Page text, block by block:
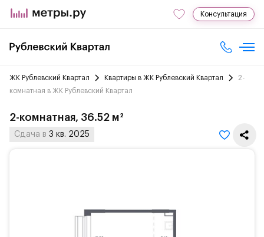
Консультация
ЖК Рублевский Квартал Квартиры в ЖК Рублевский Квартал
2-
комнатная в ЖК Рублевский Квартал
2-комнатная, 36.52 м²
Сдача в 3 кв. 2025